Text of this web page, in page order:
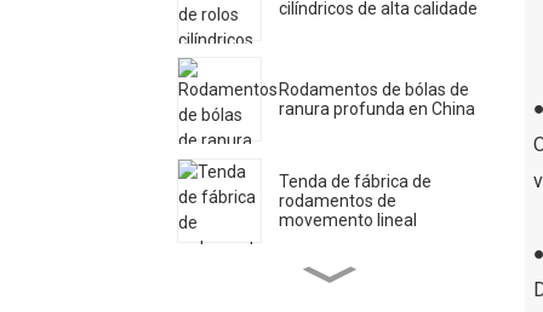
cilíndricos de alta calidade
Rodamentos de bólas de
ranura profunda en China
Tenda de fábrica de
rodamentos de
movemento lineal